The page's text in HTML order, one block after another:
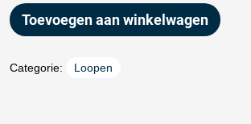
Toevoegen aan winkelwagen
Categorie: Loopen